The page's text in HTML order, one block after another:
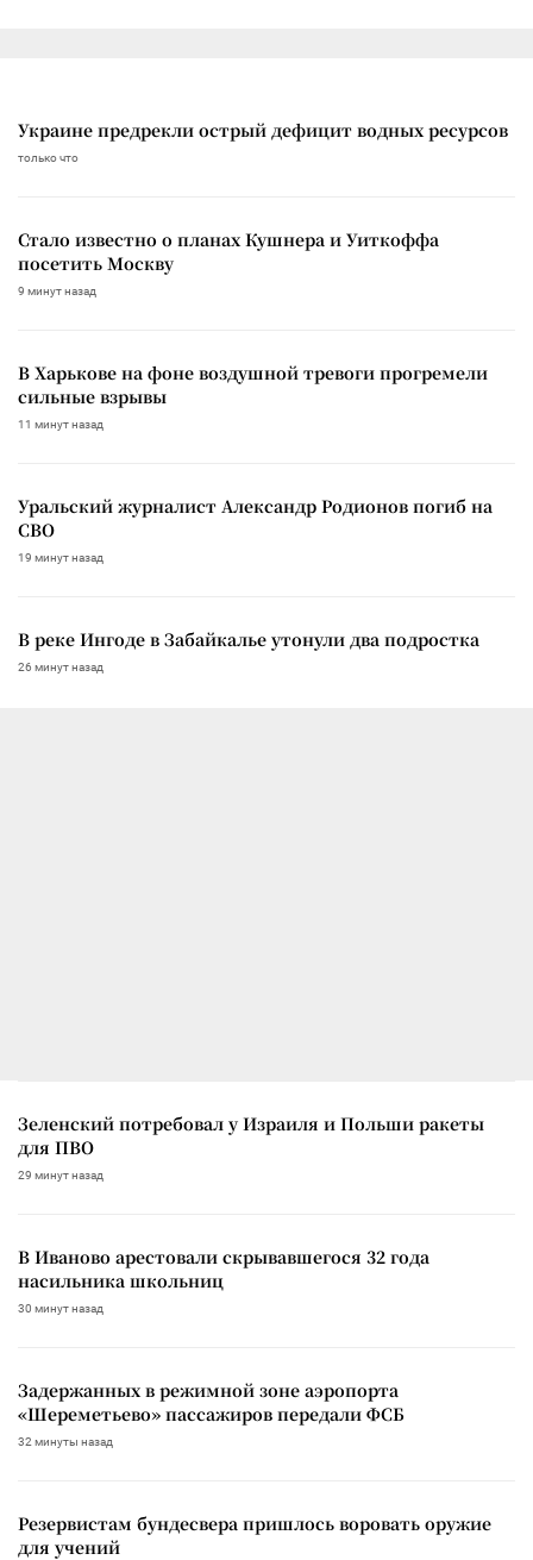
Украине предрекли острый дефицит водных ресурсов
только что
Стало известно о планах Кушнера и Уиткоффа
посетить Москву
9 минут назад
В Харькове на фоне воздушной тревоги прогремели
сильные взрывы
11 минут назад
Уральский журналист Александр Родионов погиб на
СВО
19 минут назад
В реке Ингоде в Забайкалье утонули два подростка
26 минут назад
Зеленский потребовал у Израиля и Польши ракеты
для ПВО
29 минут назад
В Иваново арестовали скрывавшегося 32 года
насильника школьниц
30 минут назад
Задержанных в режимной зоне аэропорта
«Шереметьево» пассажиров передали ФСБ
32 минуты назад
Резервистам бундесвера пришлось воровать оружие
для учений